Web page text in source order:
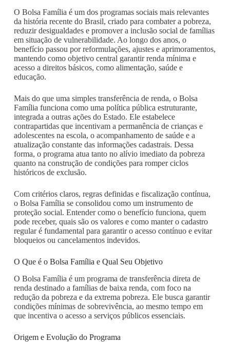
O Bolsa Família é um dos programas sociais mais relevantes
da história recente do Brasil, criado para combater a pobreza,
reduzir desigualdades e promover a inclusão social de famílias
em situação de vulnerabilidade. Ao longo dos anos, o
benefício passou por reformulações, ajustes e aprimoramentos,
mantendo como objetivo central garantir renda mínima e
acesso a direitos básicos, como alimentação, saúde e
educação.
Mais do que uma simples transferência de renda, o Bolsa
Família funciona como uma política pública estruturante,
integrada a outras ações do Estado. Ele estabelece
contrapartidas que incentivam a permanência de crianças e
adolescentes na escola, o acompanhamento de saúde e a
atualização constante das informações cadastrais. Dessa
forma, o programa atua tanto no alívio imediato da pobreza
quanto na construção de condições para romper ciclos
históricos de exclusão.
Com critérios claros, regras definidas e fiscalização contínua,
o Bolsa Família se consolidou como um instrumento de
proteção social. Entender como o benefício funciona, quem
pode receber, quais são os valores e como manter o cadastro
regular é fundamental para garantir o acesso contínuo e evitar
bloqueios ou cancelamentos indevidos.
O Que é o Bolsa Família e Qual Seu Objetivo
O Bolsa Família é um programa de transferência direta de
renda destinado a famílias de baixa renda, com foco na
redução da pobreza e da extrema pobreza. Ele busca garantir
condições mínimas de sobrevivência, ao mesmo tempo em
que incentiva o acesso a serviços públicos essenciais.
Origem e Evolução do Programa